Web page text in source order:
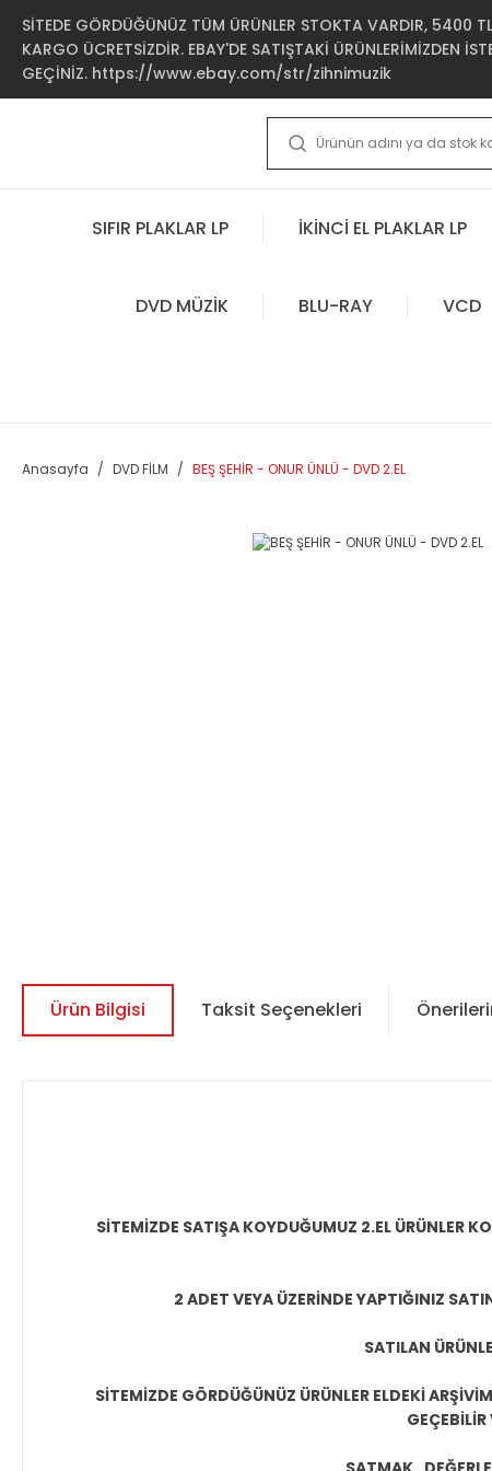
SİTEDE GÖRDÜĞÜNÜZ TÜM ÜRÜNLER STOKTA VARDIR, 5400 TL
KARGO ÜCRETSİZDİR. EBAY'DE SATIŞTAKİ ÜRÜNLERİMİZDEN
GEÇİNİZ. https://www.ebay.com/str/zihnimuzik
SIFIR PLAKLAR LP İKİNCİ EL PLAKLAR LP
DVD MÜZİK BLU-RAY VCD
Anasayfa DVD FİLM BEŞ ŞEHİR - ONUR ÜNLÜ - DVD 2.EL
Ürün Bilgisi Taksit Seçenekleri
SİTEMİZDE SATIŞA KOYDUĞUMUZ 2.EL ÜRÜNLER
2 ADET VEYA ÜZERİNDE YAPTIĞINIZ
SATILAN
SİTEMİZDE GÖRDÜĞÜNÜZ ÜRÜNLER ELDEKİ